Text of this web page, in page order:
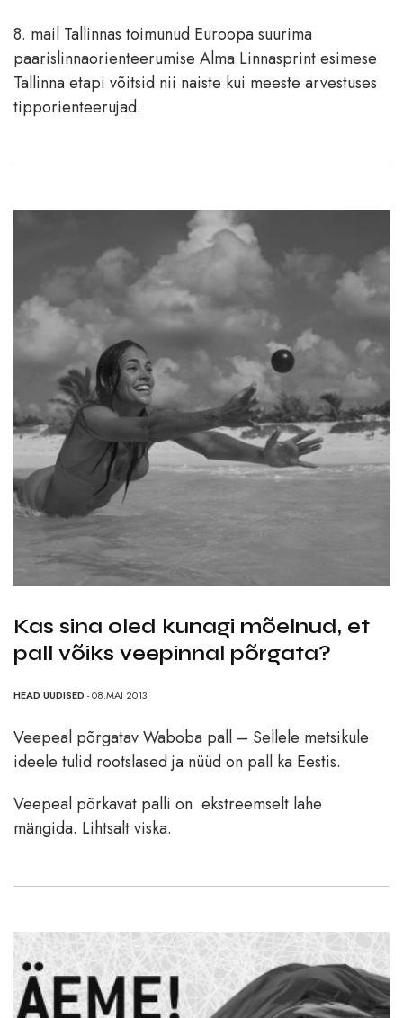
8. mail Tallinnas toimunud Euroopa suurima
paarislinnaorienteerumise Alma Linnasprint esimese
Tallinna etapi võitsid nii naiste kui meeste arvestuses
tipporienteerujad.
Kas sina oled kunagi mõelnud, et
pall võiks veepinnal põrgata?
HEAD UUDISED - 08.MAI 2013
Veepeal põrgatav Waboba pall – Sellele metsikule
ideele tulid rootslased ja nüüd on pall ka Eestis.
Veepeal põrkavat palli on ekstreemselt lahe
mängida. Lihtsalt viska.